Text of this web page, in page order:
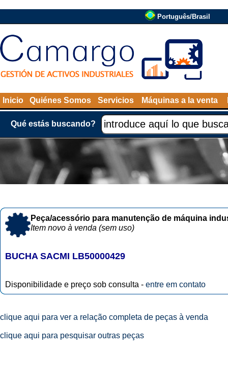
Português/Brasil
Inicio Quiénes Somos Servicios Máquinas a la venta
Qué estás buscando?
Peça/acessório para manutenção de máquina
Item novo à venda (sem uso)
BUCHA SACMI LB50000429
Disponibilidade e preço sob consulta - entre em contato
clique aqui para ver a relação completa de peças à venda
clique aqui para pesquisar outras peças